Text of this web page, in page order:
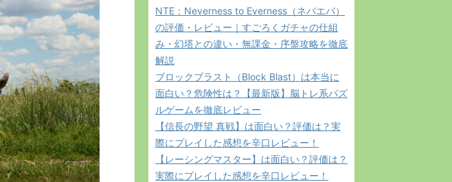
NTE：Neverness to Everness（ネバエバ）
の評価・レビュー｜すごろくガチャの仕組
み・幻塔との違い・無課金・序盤攻略を徹底
解説
ブロックブラスト（Block Blast）は本当に
面白い？危険性は？【最新版】脳トレ系パズ
ルゲームを徹底レビュー
【信長の野望 真戦】は面白い？評価は？実
際にプレイした感想を辛口レビュー！
【レーシングマスター】は面白い？評価は？
実際にプレイした感想を辛口レビュー！